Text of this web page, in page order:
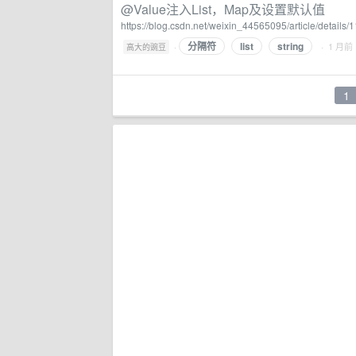
@Value注入List，Map及设置默认值
https://blog.csdn.net/weixin_44565095/article/details/
高大的豌豆 · 分隔符 list string · 1 月前
1